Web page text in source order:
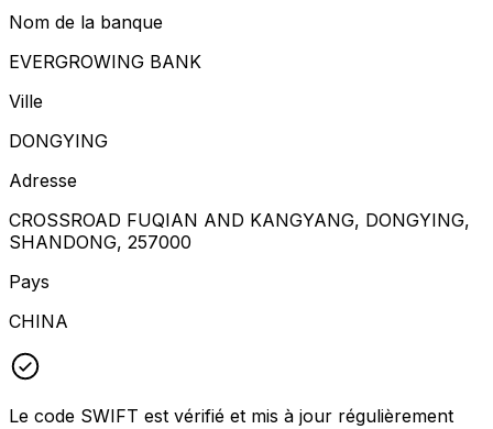
Nom de la banque
EVERGROWING BANK
Ville
DONGYING
Adresse
CROSSROAD FUQIAN AND KANGYANG, DONGYING,
SHANDONG, 257000
Pays
CHINA
Le code SWIFT est vérifié et mis à jour régulièrement